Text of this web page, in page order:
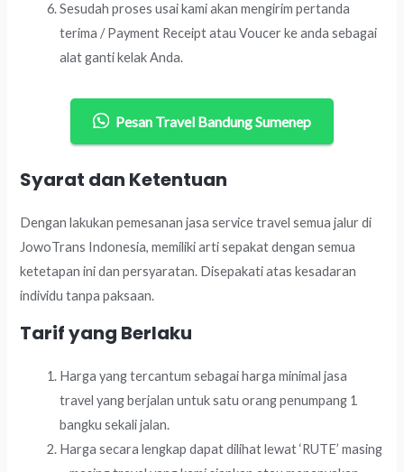
Sesudah proses usai kami akan mengirim pertanda
terima / Payment Receipt atau Voucer ke anda sebagai
alat ganti kelak Anda.
Pesan Travel Bandung Sumenep
Syarat dan Ketentuan
Dengan lakukan pemesanan jasa service travel semua jalur di
JowoTrans Indonesia, memiliki arti sepakat dengan semua
ketetapan ini dan persyaratan. Disepakati atas kesadaran
individu tanpa paksaan.
Tarif yang Berlaku
Harga yang tercantum sebagai harga minimal jasa
travel yang berjalan untuk satu orang penumpang 1
bangku sekali jalan.
Harga secara lengkap dapat dilihat lewat ‘RUTE’ masing